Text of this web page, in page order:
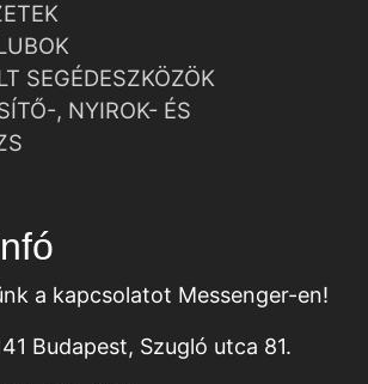
SEGÉDESZKÖZÖK
, NYIROK- ÉS
a kapcsolatot Messenger-en!
Budapest, Szugló utca 81.